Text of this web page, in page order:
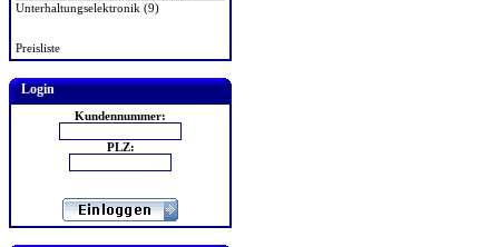
Unterhaltungselektronik (9)
Preisliste
Login
Kundennummer:
PLZ: